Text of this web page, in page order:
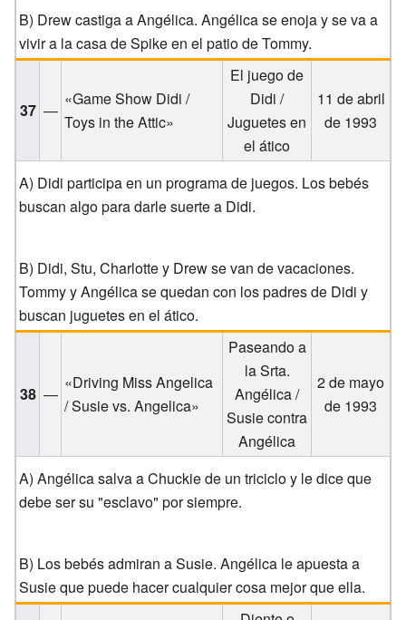
B) Drew castiga a Angélica. Angélica se enoja y se va a
vivir a la casa de Spike en el patio de Tommy.
37 —
«Game Show Didi /
Toys in the Attic»
El juego de
Didi /
Juguetes en
el ático
11 de abril
de 1993
A) Didi participa en un programa de juegos. Los bebés
buscan algo para darle suerte a Didi.
B) Didi, Stu, Charlotte y Drew se van de vacaciones.
Tommy y Angélica se quedan con los padres de Didi y
buscan juguetes en el ático.
38 —
«Driving Miss Angelica
/ Susie vs. Angelica»
Paseando a
la Srta.
Angélica /
Susie contra
Angélica
2 de mayo
de 1993
A) Angélica salva a Chuckie de un triciclo y le dice que
debe ser su "esclavo" por siempre.
B) Los bebés admiran a Susie. Angélica le apuesta a
Susie que puede hacer cualquier cosa mejor que ella.